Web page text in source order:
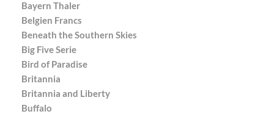
Bayern Thaler
Belgien Francs
Beneath the Southern Skies
Big Five Serie
Bird of Paradise
Britannia
Britannia and Liberty
Buffalo